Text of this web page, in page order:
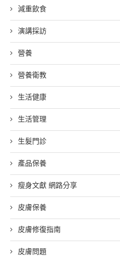
減重飲食
演講採訪
營養
營養衛教
生活健康
生活管理
生髮門診
產品保養
瘦身文獻 網路分享
皮膚保養
皮膚修復指南
皮膚問題